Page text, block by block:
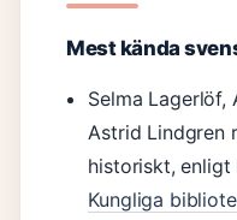
Mest kända
Selma Lagerlöf,
Astrid Lindgren
historiskt, enligt
Kungliga